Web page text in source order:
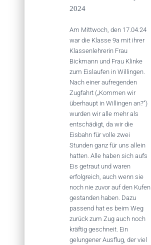
E
N
2024
Am Mittwoch, den 17.04.24
war die Klasse 9a mit ihrer
Klassenlehrerin Frau
Bickmann und Frau Klinke
zum Eislaufen in Willingen.
Nach einer aufregenden
Zugfahrt („Kommen wir
überhaupt in Willingen an?“)
wurden wir alle mehr als
entschädigt, da wir die
Eisbahn für volle zwei
Stunden ganz für uns allein
hatten. Alle haben sich aufs
Eis getraut und waren
erfolgreich, auch wenn sie
noch nie zuvor auf den Kufen
gestanden haben. Dazu
passend hat es beim Weg
zurück zum Zug auch noch
kräftig geschneit. Ein
gelungener Ausflug, der viel